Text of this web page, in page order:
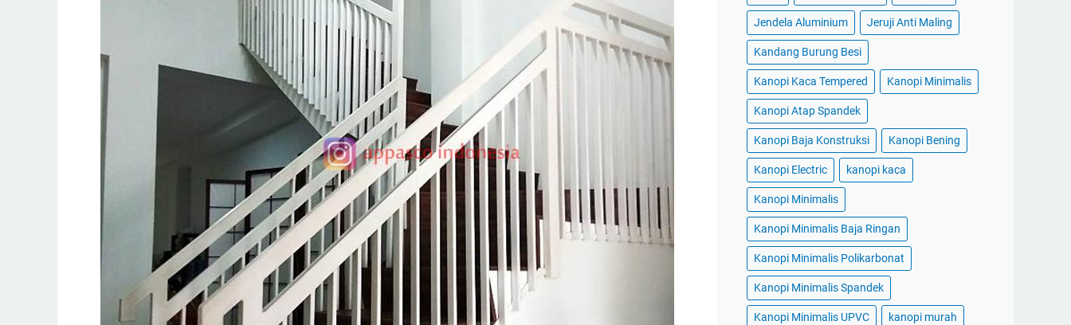
Jendela Aluminium Jeruji Anti Maling
Kandang Burung Besi
Kanopi Kaca Tempered Kanopi Minimalis
Kanopi Atap Spandek
Kanopi Baja Konstruksi Kanopi Bening
Kanopi Electric kanopi kaca
Kanopi Minimalis
Kanopi Minimalis Baja Ringan
Kanopi Minimalis Polikarbonat
Kanopi Minimalis Spandek
Kanopi Minimalis UPVC kanopi murah